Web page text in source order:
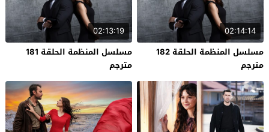
02:14:14
مسلسل المنظمة الحلقة 182
مترجم
02:13:19
مسلسل المنظمة الحلقة 181
مترجم